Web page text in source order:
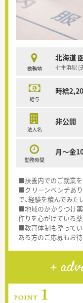
勤務地
北海道
七重浜駅 (
給与
時給
法人名
非公開
勤務時間
月～金
■扶養内でのご就業
■クリーンベンチあ
で、経験を積んでみ
■地域のかかりつけ
作りを心がけている
■教育体制も整って
ある方のご応募もお